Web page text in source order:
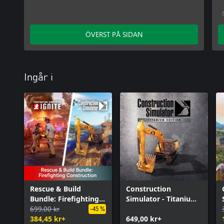
ÖVERST PÅ SIDAN
Ingår i
Rescue & Build
Bundle: Firefighting
Construction
699,00 kr
384,45 kr+
-45 %
Construction
Simulator - Titanium
649,00 kr+